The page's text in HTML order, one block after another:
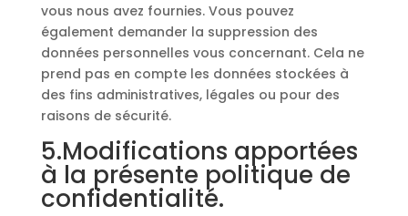
vous nous avez fournies. Vous pouvez
également demander la suppression des
données personnelles vous concernant. Cela ne
prend pas en compte les données stockées à
des fins administratives, légales ou pour des
raisons de sécurité.
5.Modifications apportées
à la présente politique de
confidentialité.